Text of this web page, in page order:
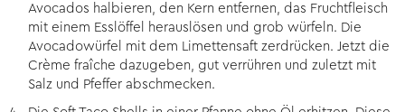
Avocados halbieren, den Kern entfernen, das Fruchtfleisch
mit einem Esslöffel herauslösen und grob würfeln. Die
Avocadowürfel mit dem Limettensaft zerdrücken. Jetzt die
Crème fraîche dazugeben, gut verrühren und zuletzt mit
Salz und Pfeffer abschmecken.